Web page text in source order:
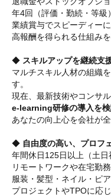
年4回（評価・勤続・等級
業績賞与でスピーディー
高報酬を得られる仕組み
◆ スキルアップを継続支
マルチスキル人材の組織
す。
現在、最新技術やコンサ
e-learning研修の導入を
あなたの向上心を会社が
◆ 自由度の高い、プロフ
年間休日125日以上（土日
リモートワークや在宅勤務
服装・髪型・ネイル・ピア
プロジェクトやTPOに応